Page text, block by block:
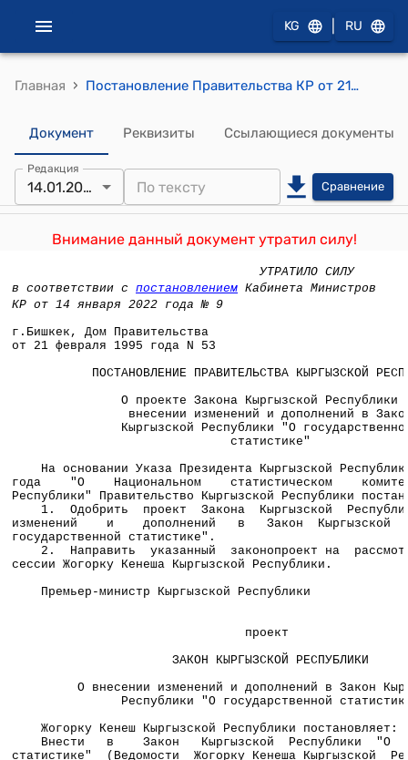
KG RU
Главная › Постановление Правительства КР от 21 февраля 1995 года №53 "О проекте Закона Кыргызской Республики "О внесении изменений и дополнений в Закон Кыргызской Республики "О государственной статистике"
Документ Реквизиты Ссылающиеся документы
Редакция
14.01.2022 Сравнение
Внимание данный документ утратил силу!